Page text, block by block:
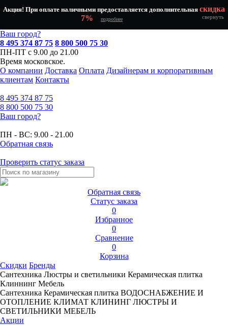
Акция! При оплате наличными предоставляется дополнительная скидка
7%
подробнее свернуть
Ваш город?
8 495 374 87 75 8 800 500 75 30
ПН-ПТ с 9.00 до 21.00
Время московское.
О компании Доставка Оплата Дизайнерам и корпоративным
клиентам Контакты
8 495 374 87 75
8 800 500 75 30
Ваш город?
ПН - ВС: 9.00 - 21.00
Обратная связь
Проверить статус заказа
Обратная связь
Статус заказа
0
Избранное
0
Сравнение
0
Корзина
Скидки Бренды
Сантехника Люстры и светильники Керамическая плитка
Клиннинг Мебель
Сантехника Керамическая плитка ВОДОСНАБЖЕНИЕ И
ОТОПЛЕНИЕ КЛИМАТ КЛИНИНГ ЛЮСТРЫ И
СВЕТИЛЬНИКИ МЕБЕЛЬ
Акции